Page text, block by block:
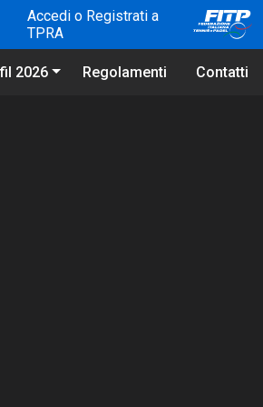
Accedi o Registrati a
TPRA
2026 Regolamenti Contatti